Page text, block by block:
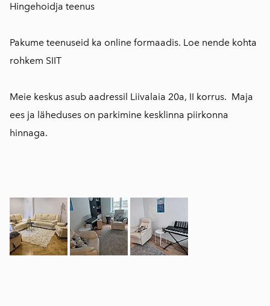
Hingehoidja teenus
Pakume teenuseid ka online formaadis. Loe nende kohta
rohkem SIIT
Meie keskus asub aadressil Liivalaia 20a, II korrus. Maja
ees ja läheduses on parkimine kesklinna piirkonna
hinnaga.